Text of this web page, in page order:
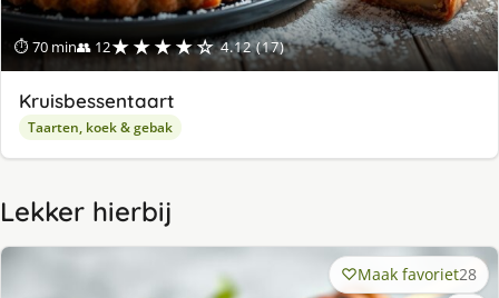
⏱ 70 min👥 12★★★★☆ 4.12 (17)
Kruisbessentaart
Taarten, koek & gebak
Lekker hierbij
Maak favoriet28